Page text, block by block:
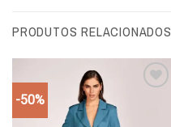
PRODUTOS RELACIONADOS
-50%